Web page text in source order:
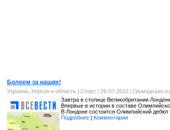
Болеем за наших!
Украина, Херсон и область | Спорт | 26-07-2012 | Громадсько-
Завтра в столице Великобритании
Впервые в истории в составе
В Лондоне состоится Олимпийский
Подробнее | Комментарии